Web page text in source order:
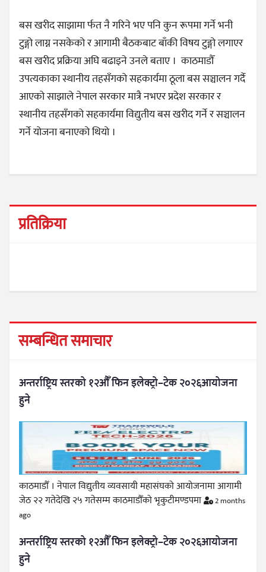
बस खरीद साझामा र्फत नै गरिने भए पनि कुन रूपमा गर्ने भनी
टुङ्गो लाग्न नसकेको र आगामी बैठकबाट बाँकी विषय टुङ्गो लगाएर
बस खरीद प्रक्रिया अघि बढाइने उनले बताए । काठमाडौँ
उपत्यकाका स्थानीय तहसँगको सहकार्यमा ठूला बस सञ्चालन गर्दै
आएको साझाले नेपाल सरकार मात्रै नभएर प्रदेश सरकार र
स्थानीय तहसँगको सहकार्यमा विद्युतीय बस खरीद गर्ने र सञ्चालन
गर्ने योजना बनाएको थियो ।
प्रतिक्रिया
सम्बन्धित समाचार
अन्तर्राष्ट्रिय स्तरको १२औँ फिन इलेक्ट्रो–टेक २०२६आयोजना
हुने
काठमाडौँ । नेपाल विद्युतीय व्यवसायी महासंघको आयोजनामा आगामी
जेठ २२ गतेदेखि २५ गतेसम्म काठमाडौँको भृकुटीमण्डपमा
2 months
ago
अन्तर्राष्ट्रिय स्तरको १२औँ फिन इलेक्ट्रो–टेक २०२६आयोजना
हुने